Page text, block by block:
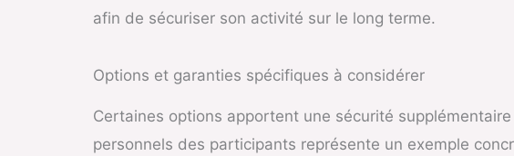
afin de sécuriser son activité sur le long terme.
Options et garanties spécifiques à considérer
Certaines options apportent une sécurité
personnels des participants représente un exemple